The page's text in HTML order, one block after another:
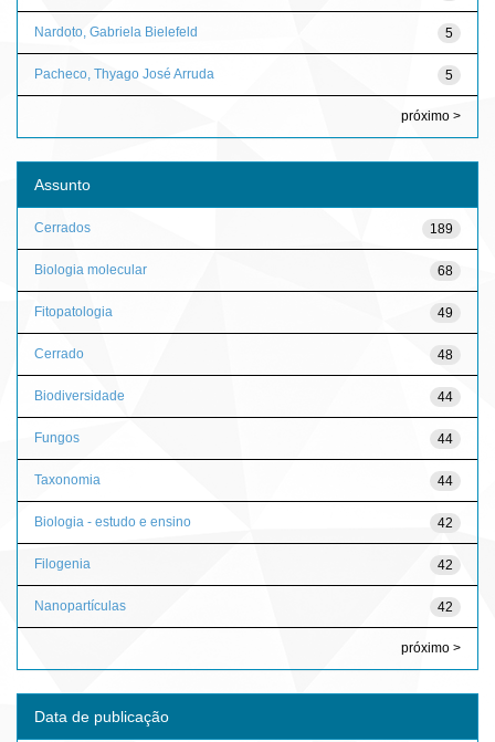
5
Nardoto, Gabriela Bielefeld
5
Pacheco, Thyago José Arruda
próximo >
Assunto
189
Cerrados
68
Biologia molecular
49
Fitopatologia
48
Cerrado
44
Biodiversidade
44
Fungos
44
Taxonomia
42
Biologia - estudo e ensino
42
Filogenia
42
Nanopartículas
próximo >
Data de publicação